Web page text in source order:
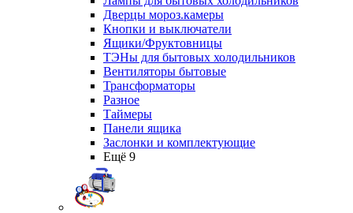
Дверцы мороз.камеры
Кнопки и выключатели
Ящики/Фруктовницы
ТЭНы для бытовых холодильников
Вентиляторы бытовые
Трансформаторы
Разное
Таймеры
Панели ящика
Заслонки и комплектующие
Ещё 9